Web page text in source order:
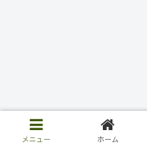
メニュー ホーム